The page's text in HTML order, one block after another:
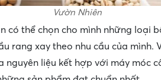
Vườn Nhiên
có thể chọn cho mình những loại
rang xay theo nhu cầu của mình.
nguyên liệu kết hợp với máy móc